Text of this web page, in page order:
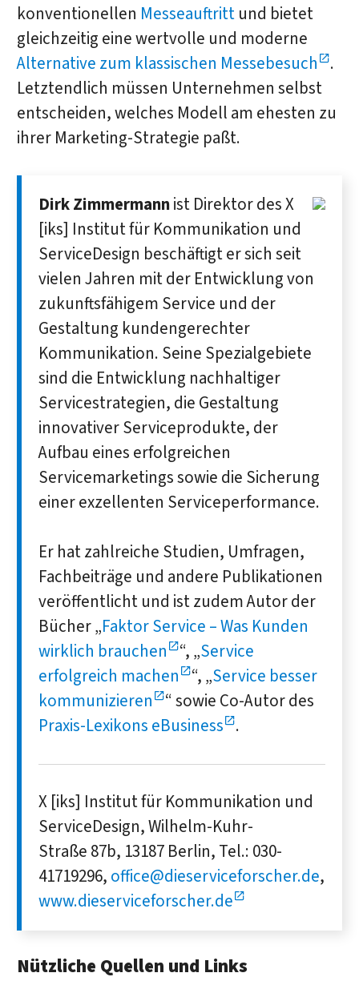
konventionellen Messeauftrittund bietet
gleichzeitig eine wertvolle und moderne
Alternative zum klassischen Messebesuch
.
Letztendlich müssen Unternehmen selbst
entscheiden, welches Modell am ehesten zu
ihrer Marketing-Strategie paßt.
Dirk Zimmermannist Direktor des X
[iks] Institut für Kommunikation und
ServiceDesign beschäftigt er sich seit
vielen Jahren mit der Entwicklung von
zukunftsfähigem Service und der
Gestaltung kundengerechter
Kommunikation. Seine Spezialgebiete
sind die Entwicklung nachhaltiger
Servicestrategien, die Gestaltung
innovativer Serviceprodukte, der
Aufbau eines erfolgreichen
Servicemarketings sowie die Sicherung
einer exzellenten Serviceperformance.
Er hat zahlreiche Studien, Umfragen,
Fachbeiträge und andere Publikationen
veröffentlicht und ist zudem Autor der
Bücher „Faktor Service – Was Kunden
wirklich brauchen
“, „Service
erfolgreich machen
“, „Service besser
kommunizieren
“ sowie Co-Autor des
Praxis-Lexikons eBusiness .
X [iks] Institut für Kommunikation und
ServiceDesign, Wilhelm-Kuhr-
Straße 87b, 13187 Berlin, Tel.: 030-
41719296, office@dieserviceforscher.de,
www.dieserviceforscher.de
Nützliche Quellen und Links